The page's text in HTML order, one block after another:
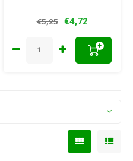
€5,25 €4,72
+